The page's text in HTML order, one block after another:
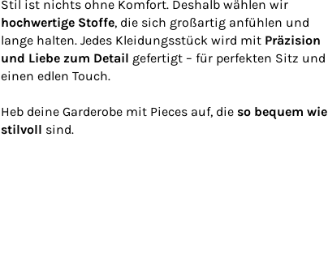
Stil ist nichts ohne Komfort. Deshalb wählen wir
hochwertige Stoffe, die sich großartig anfühlen und
lange halten. Jedes Kleidungsstück wird mit Präzision
und Liebe zum Detail gefertigt – für perfekten Sitz und
einen edlen Touch.
Heb deine Garderobe mit Pieces auf, die so bequem wie
stilvoll sind.